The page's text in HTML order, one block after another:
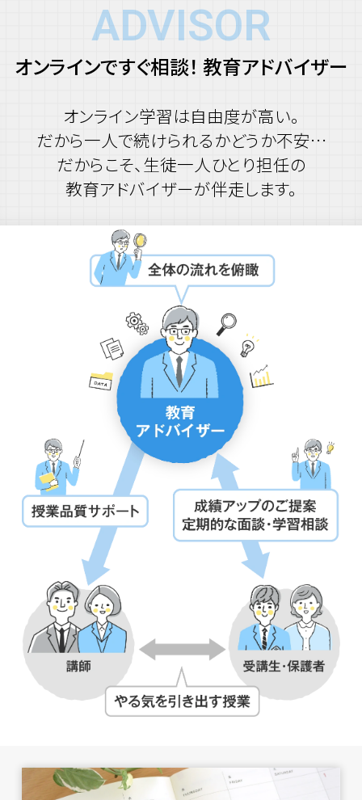
ADVISOR
オンラインですぐ相談！ 教育アドバイザー
オンライン学習は自由度が高い。
だから一人で続けられるかどうか不安…
だからこそ、生徒一人ひとり担任の
教育アドバイザーが伴走します。